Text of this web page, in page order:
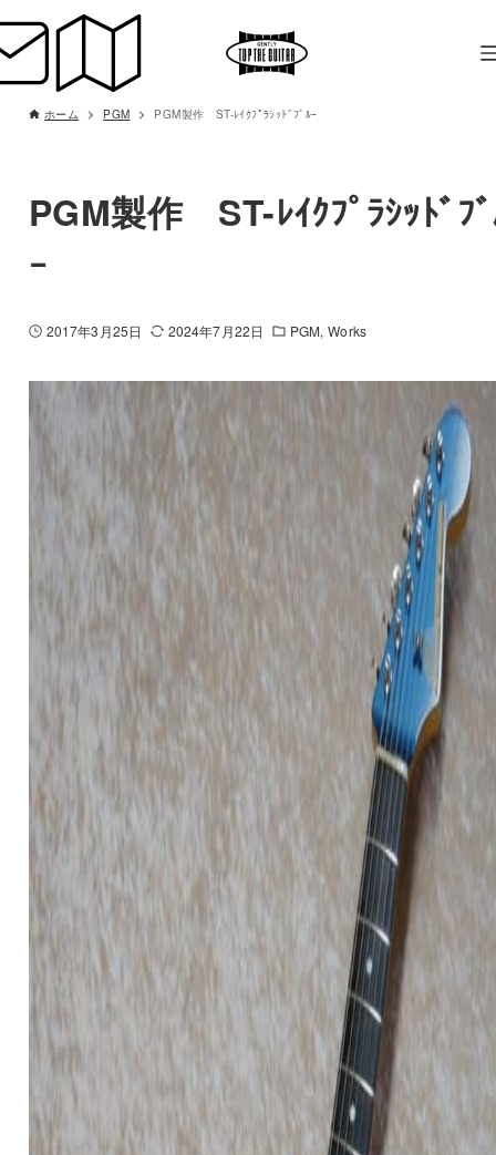
ホーム PGM PGM製作 ST-ﾚｲｸﾌﾟﾗｼｯﾄﾞﾌﾞﾙｰ
PGM製作 ST-ﾚｲｸﾌﾟﾗｼｯﾄﾞﾌ
ｰ
2017年3月25日 2024年7月22日 PGM Works